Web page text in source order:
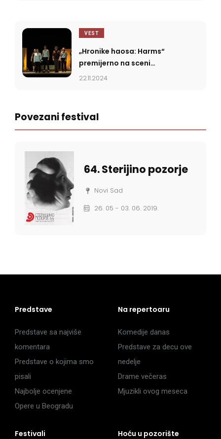
VEST
„Hronike haosa: Harms“
premijerno na sceni
Gradskog pozorišta Bečej
22.11.2024
Povezani festival
64. Sterijino pozorje
Novi Sad
26. 05 - 03. 06. 2019.
Predstave
Predstave sa najviše
komentara
Predstave o kojima smo
pisali
Najbolje ocenjene
Opere u Beogradu
Na repertoaru
Komedije danas
Predstave za decu ove
nedelje
Drame večeras
Mjuzikli ovog meseca
Festivali Hoću u pozorište